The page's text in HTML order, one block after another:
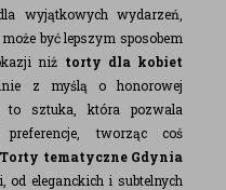
wyjątkowych wydarzeń,
być lepszym sposobem
niż torty dla kobiet
z myślą o honorowej
to sztuka, która pozwala
tworząc coś
Torty tematyczne Gdynia
eleganckich i subtelnych